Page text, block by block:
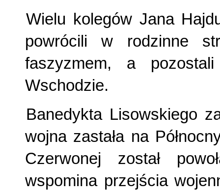
Wielu kolegów Jana
powrócili w rodzinne
faszyzmem, a
Wschodzie.
Banedykta Lisowskiego
wojna zastała na
Czerwonej został
wspomina przejścia